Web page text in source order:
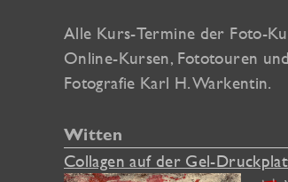
Alle Kurs-Termine der Foto-
Online-Kursen, Fototouren
Fotografie Karl H. Warkentin.
Witten
Collagen auf der Gel-